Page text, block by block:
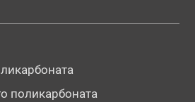
поликарбоната